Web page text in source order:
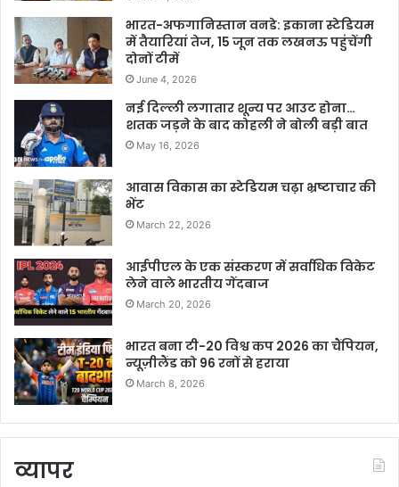
भारत-अफगानिस्तान वनडे: इकाना स्टेडियम
में तैयारियां तेज, 15 जून तक लखनऊ पहुंचेंगी
दोनों टीमें
June 4, 2026
नई दिल्ली लगातार शून्य पर आउट होना…
शतक जड़ने के बाद कोहली ने बोली बड़ी बात
May 16, 2026
आवास विकास का स्टेडियम चढ़ा भ्रष्टाचार की
भेंट
March 22, 2026
आईपीएल के एक संस्करण में सर्वाधिक विकेट
लेने वाले भारतीय गेंदबाज
March 20, 2026
भारत बना टी-20 विश्व कप 2026 का चैंपियन,
न्यूज़ीलैंड को 96 रनों से हराया
March 8, 2026
व्यापर